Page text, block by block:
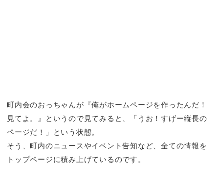
町内会のおっちゃんが『俺がホームページを作ったんだ！
見てよ。』というので見てみると、「うお！すげー縦長の
ページだ！」という状態。
そう、町内のニュースやイベント告知など、全ての情報を
トップページに積み上げているのです。